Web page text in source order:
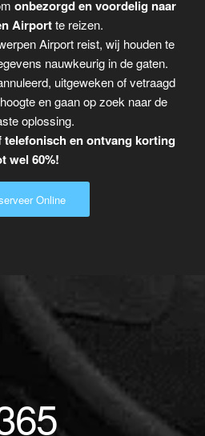
onbezorgd en voordelig naar
Airportte reizen.
Airport reist, wij houden te
nauwkeurig in de gaten.
uitgeweken of vetraagd
en gaan op zoek naar de
oplossing.
telefonisch en ontvang korting
wel 60%!
Online